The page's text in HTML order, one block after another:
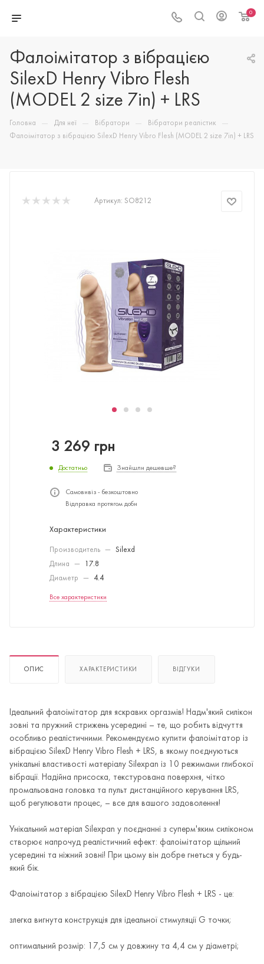
0
Фалоімітатор з вібрацією
SilexD Henry Vibro Flesh
(MODEL 2 size 7in) + LRS
Головна — Для неї — Вібратори — Вібратори реалістик —
Фалоімітатор з вібрацією SilexD Henry Vibro Flesh (MODEL 2 size 7in) + LRS
Артикул: SO8212
3 269 грн
Достатньо Знайшли дешевше?
Самовивіз - безкоштовно
Відправка протягом доби
Характеристики
Производитель —
Silexd
Длина
—
17.8
Диаметр
— 4.4
Все характеристики
ОПИС ХАРАКТЕРИСТИКИ ВІДГУКИ
Ідеальний фалоімітатор для яскравих оргазмів! Надм'який силікон
зовні та пружний стрижень усередині – те, що робить відчуття
особливо реалістичними. Рекомендуємо купити фалоімітатор із
вібрацією SilexD Henry Vibro Flesh + LRS, в якому поєднуються
унікальні властивості матеріалу Silexpan із 10 режимами глибокої
вібрації. Надійна присоска, текстурована поверхня, чітко
промальована головка та пульт дистанційного керування LRS,
щоб регулювати процес, – все для вашого задоволення!
Унікальний матеріал Silexpan у поєднанні з суперм'яким силіконом
створює напрочуд реалістичний ефект: фалоімітатор щільний
усередині та ніжний зовні! При цьому він добре гнеться у будь-
який бік.
Фалоімітатор з вібрацією SilexD Henry Vibro Flesh + LRS - це:
злегка вигнута конструкція для ідеальної стимуляції G точки;
оптимальний розмір: 17,5 см у довжину та 4,4 см у діаметрі;